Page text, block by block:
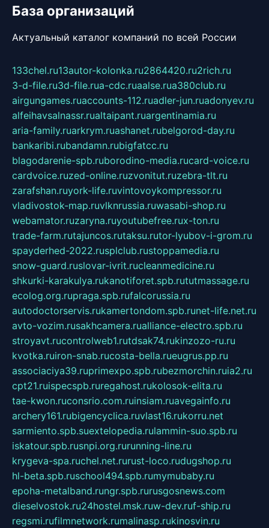
База организаций
Актуальный каталог компаний по всей России
133chel.ru13autor-kolonka.ru2864420.ru2rich.ru
3-d-file.ru3d-file.rua-cdc.ruaalse.rua380club.ru
airgungames.ruaccounts-112.ruadler-jun.ruadonyev.ru
alfeihavsalnassr.rualtaipant.ruargentinamia.ru
aria-family.ruarkrym.ruashanet.rubelgorod-day.ru
bankaribi.rubandamn.rubigfatcc.ru
blagodarenie-spb.ruborodino-media.rucard-voice.ru
cardvoice.ruzed-online.ruzvonitut.ruzebra-tlt.ru
zarafshan.ruyork-life.ruvintovoykompressor.ru
vladivostok-map.ruvlknrussia.ruwasabi-shop.ru
webamator.ruzaryna.ruyoutubefree.rux-ton.ru
trade-farm.rutajuncos.rutaksu.rutor-lyubov-i-grom.ru
spayderhed-2022.rusplclub.rustoppamedia.ru
snow-guard.ruslovar-ivrit.rucleanmedicine.ru
shkurki-karakulya.rukanotiforet.spb.rututmassage.ru
ecolog.org.rupraga.spb.rufalcorussia.ru
autodoctorservis.rukamertondom.spb.runet-life.net.ru
avto-vozim.rusakhcamera.rualliance-electro.spb.ru
stroyavt.rucontrolweb1.rutdsak74.rukinzozo-ru.ru
kvotka.ruiron-snab.rucosta-bella.rueugrus.pp.ru
associaciya39.ruprimexpo.spb.rubezmorchin.ruia2.ru
cpt21.ruispecspb.ruregahost.rukolosok-elita.ru
tae-kwon.ruconsrio.com.ruinsiam.ruavegainfo.ru
archery161.rubigencyclica.ruvlast16.rukorru.net
sarmiento.spb.suextelopedia.rulammin-suo.spb.ru
iskatour.spb.rusnpi.org.rurunning-line.ru
krygeva-spa.ruchel.net.rurust-loco.rudugshop.ru
hl-beta.spb.ruschool494.spb.rumymubaby.ru
epoha-metalband.rungr.spb.rurusgosnews.com
dieselvostok.ru24hostel.msk.ruw-dev.ruf-ship.ru
regsmi.rufilmnetwork.rumalinasp.rukinosvin.ru